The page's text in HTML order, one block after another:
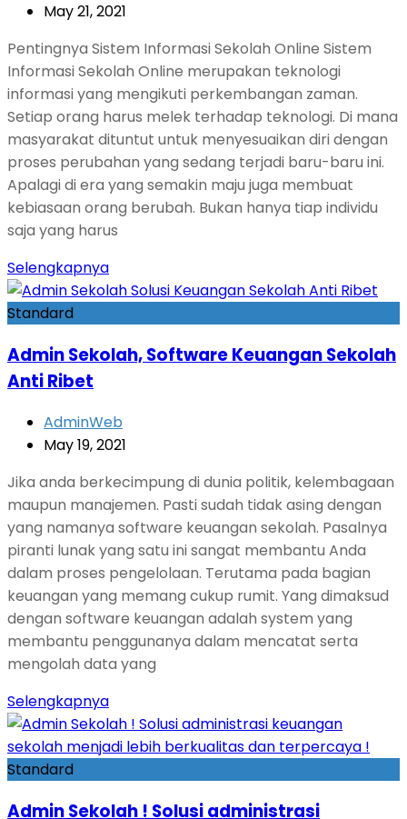
May 21, 2021
Pentingnya Sistem Informasi Sekolah Online Sistem
Informasi Sekolah Online merupakan teknologi
informasi yang mengikuti perkembangan zaman.
Setiap orang harus melek terhadap teknologi. Di mana
masyarakat dituntut untuk menyesuaikan diri dengan
proses perubahan yang sedang terjadi baru-baru ini.
Apalagi di era yang semakin maju juga membuat
kebiasaan orang berubah. Bukan hanya tiap individu
saja yang harus
Selengkapnya
Standard
Admin Sekolah, Software Keuangan Sekolah
Anti Ribet
AdminWeb
May 19, 2021
Jika anda berkecimpung di dunia politik, kelembagaan
maupun manajemen. Pasti sudah tidak asing dengan
yang namanya software keuangan sekolah. Pasalnya
piranti lunak yang satu ini sangat membantu Anda
dalam proses pengelolaan. Terutama pada bagian
keuangan yang memang cukup rumit. Yang dimaksud
dengan software keuangan adalah system yang
membantu penggunanya dalam mencatat serta
mengolah data yang
Selengkapnya
Standard
Admin Sekolah ! Solusi administrasi